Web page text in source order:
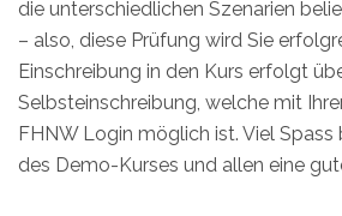
die unterschiedlichen Szenarien
– also, diese Prüfung wird Sie
Einschreibung in den Kurs erfolgt
Selbsteinschreibung, welche mit
FHNW Login möglich ist. Viel Spass
des Demo-Kurses und allen eine